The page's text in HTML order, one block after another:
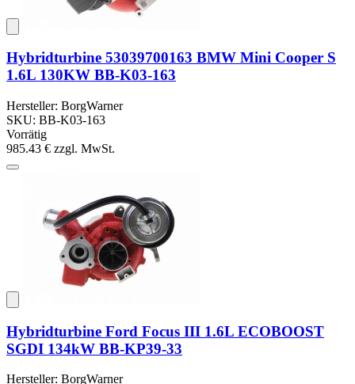
Hybridturbine 53039700163 BMW Mini Cooper S
1.6L 130KW BB-K03-163
Hersteller: BorgWarner
SKU: BB-K03-163
Vorrätig
985.43 € zzgl. MwSt.
Hybridturbine Ford Focus III 1.6L ECOBOOST
SGDI 134kW BB-KP39-33
Hersteller: BorgWarner